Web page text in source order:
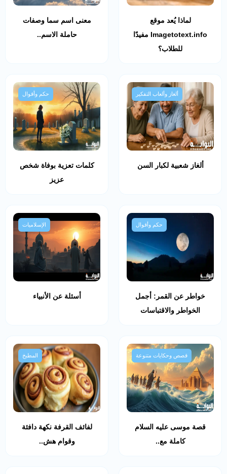
لماذا يُعد موقع
Imagetotext.info مفيدًا
للطلاب؟
معنى اسم سما وصفات
حاملة الاسم..
ألغاز وألعاب التفكير
ألغاز شعبية لكبار السن
حكم وأقوال
كلمات تعزية بوفاة شخص
عزيز
حكم وأقوال
خواطر عن القمر: أجمل
الخواطر والاقتباسات
الإسلاميات
أسئلة عن الأنبياء
قصص وحكايات متنوعة
قصة موسى عليه السلام
كاملة مع..
المطبخ
لفائف القرفة نكهة دافئة
وقوام هش..